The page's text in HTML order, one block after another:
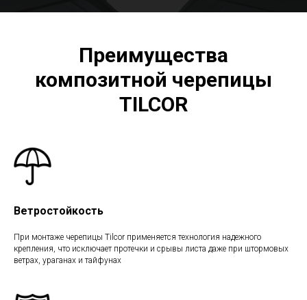
Преимущества
композитной черепицы
TILCOR
Ветростойкость
При монтаже черепицы Tilcor применяется технология надежного
крепления, что исключает протечки и срывы листа даже при штормовых
ветрах, ураганах и тайфунах